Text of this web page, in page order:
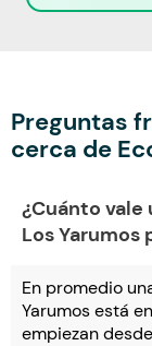
Preguntas
cerca de
¿Cuánto
Los Yarumos
En promedio
Yarumos está
empiezan desde